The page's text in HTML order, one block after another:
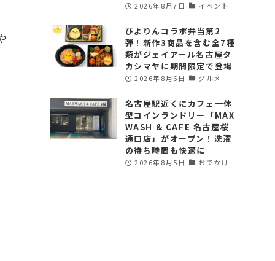
2026年8月7日 イベント
ぴよりんコラボ弁当第2
弾！新作3商品を含む全7種
類がジェイアール名古屋タ
カシマヤに期間限定で登場
2026年8月6日 グルメ
名古屋駅近くにカフェ一体
型コインランドリー「MAX
WASH & CAFE 名古屋桜
通口店」がオープン！洗濯
の待ち時間も快適に
2026年8月5日 おでかけ